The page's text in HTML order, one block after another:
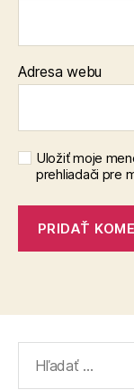
Adresa webu
Uložiť moje
prehliadači pre